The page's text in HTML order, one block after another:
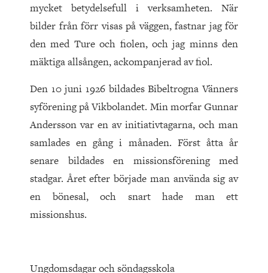
mycket betydelsefull i verksamheten. När
bilder från förr visas på väggen, fastnar jag för
den med Ture och fiolen, och jag minns den
mäktiga allsången, ackompanjerad av fiol.
Den 10 juni 1926 bildades Bibeltrogna Vänners
syförening på Vikbolandet. Min morfar Gunnar
Andersson var en av initiativtagarna, och man
samlades en gång i månaden. Först åtta år
senare bildades en missionsförening med
stadgar. Året efter började man använda sig av
en bönesal, och snart hade man ett
missionshus.
Ungdomsdagar och söndagsskola